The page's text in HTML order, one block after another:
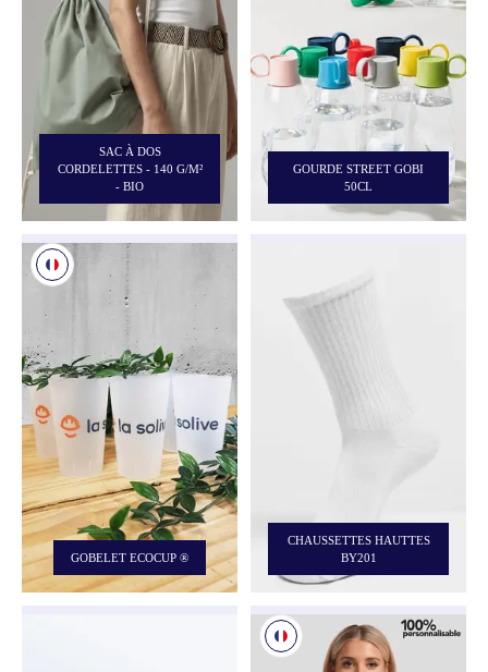
SAC À DOS
CORDELETTES - 140 G/M²
- BIO
GOURDE STREET GOBI
50CL
GOBELET ECOCUP ®
CHAUSSETTES HAUTTES
BY201